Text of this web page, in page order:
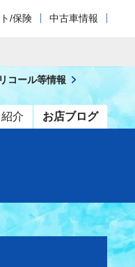
/保険 中古車情報
介 お店ブログ
リコール等情報